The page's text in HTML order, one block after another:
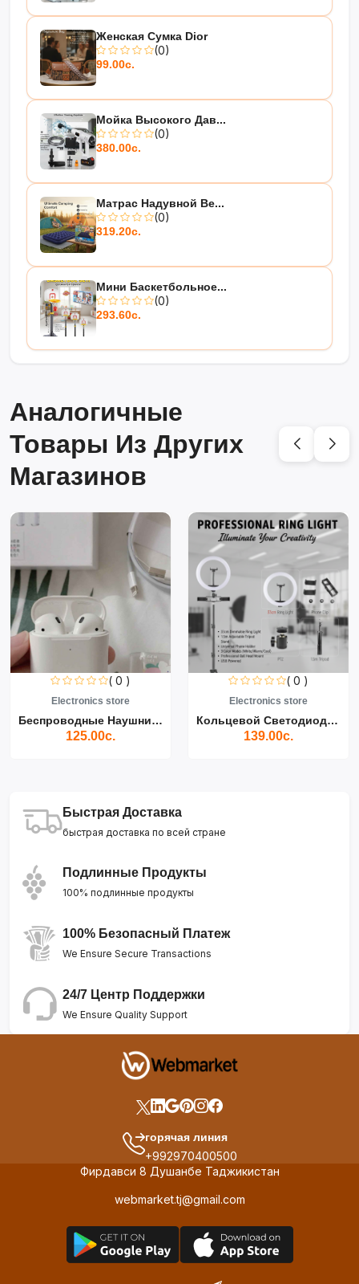
Женская Сумка Dior
(0)
99.00с.
Мойка Высокого Дав...
(0)
380.00с.
Матрас Надувной Be...
(0)
319.20с.
Мини Баскетбольное...
(0)
293.60с.
Аналогичные
Товары Из Других
Магазинов
( 0 )
Electronics store
Беспроводные Наушники Air...
125.00с.
( 0 )
Electronics store
Кольцевой Светодиодный Св...
139.00с.
Быстрая Доставка
быстрая доставка по всей стране
Подлинные Продукты
100% подлинные продукты
100% Безопасный Платеж
We Ensure Secure Transactions
24/7 Центр Поддержки
We Ensure Quality Support
горячая линия
+992970400500
Фирдавси 8 Душанбе Таджикистан
webmarket.tj@gmail.com